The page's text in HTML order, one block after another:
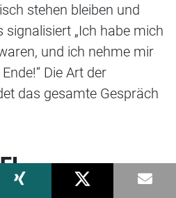
stehen bleiben und
signalisiert „Ich habe mich
und ich nehme mir
Die Art der
das gesamte Gespräch